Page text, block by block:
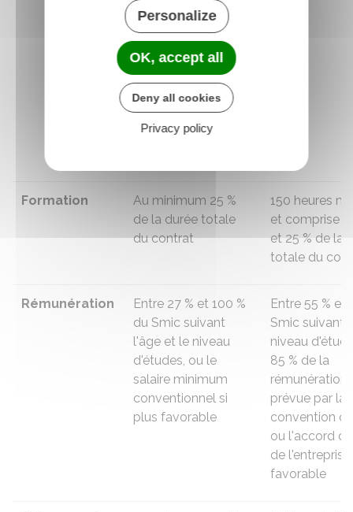
Il n'obtient pas
le diplôme ou
le titre
professionnel
visé
(prolongation
maximum d'1
Formation Au minimum 25 %
de la durée totale
du contrat
150 heures
et comprise
et25 % de la
totale du
Rémunération Entre 27 % et 100 %
du Smic suivant
l'âge et le niveau
d'études, ou le
salaire minimum
conventionnel si
plus favorable
Entre 55 % et
Smic suivant
niveau
85 % de la
rémunération
prévue par la
convention
ou l'accord
de
favorable
Personalize
OK, accept all
Deny all cookies
Privacy policy